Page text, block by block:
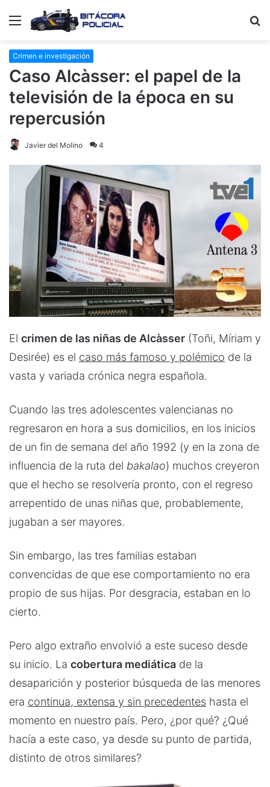
Menú
Crimen e investigación
Caso Alcàsser: el papel de la
televisión de la época en su
repercusión
Javier del Molino 4
El crimen de las niñas de Alcàsser (Toñi, Míriam y
Desirée) es el caso más famoso y polémico de la
vasta y variada crónica negra española.
Cuando las tres adolescentes valencianas no
regresaron en hora a sus domicilios, en los inicios
de un fin de semana del año 1992 (y en la zona de
influencia de la ruta del bakalao) muchos creyeron
que el hecho se resolvería pronto, con el regreso
arrepentido de unas niñas que, probablemente,
jugaban a ser mayores.
Sin embargo, las tres familias estaban
convencidas de que ese comportamiento no era
propio de sus hijas. Por desgracia, estaban en lo
cierto.
Pero algo extraño envolvió a este suceso desde
su inicio. La cobertura mediática de la
desaparición y posterior búsqueda de las menores
era continua, extensa y sin precedentes hasta el
momento en nuestro país. Pero, ¿por qué? ¿Qué
hacía a este caso, ya desde su punto de partida,
distinto de otros similares?